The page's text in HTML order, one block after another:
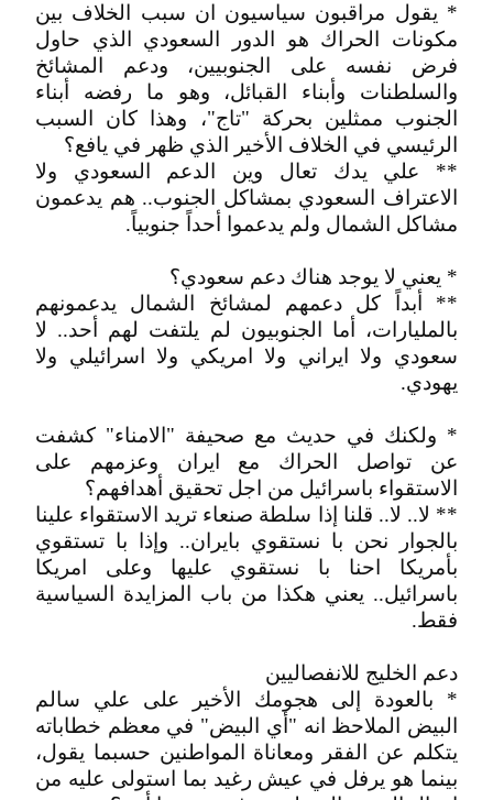
* يقول مراقبون سياسيون ان سبب الخلاف بين
مكونات الحراك هو الدور السعودي الذي حاول
فرض نفسه على الجنوبيين، ودعم المشائخ
والسلطنات وأبناء القبائل، وهو ما رفضه أبناء
الجنوب ممثلين بحركة "تاج"، وهذا كان السبب
الرئيسي في الخلاف الأخير الذي ظهر في يافع؟
** علي يدك تعال وين الدعم السعودي ولا
الاعتراف السعودي بمشاكل الجنوب.. هم يدعمون
مشاكل الشمال ولم يدعموا أحداً جنوبياً.
* يعني لا يوجد هناك دعم سعودي؟
** أبداً كل دعمهم لمشائخ الشمال يدعمونهم
بالمليارات، أما الجنوبيون لم يلتفت لهم أحد.. لا
سعودي ولا ايراني ولا امريكي ولا اسرائيلي ولا
يهودي.
* ولكنك في حديث مع صحيفة "الامناء" كشفت
عن تواصل الحراك مع ايران وعزمهم على
الاستقواء باسرائيل من اجل تحقيق أهدافهم؟
** لا.. لا.. قلنا إذا سلطة صنعاء تريد الاستقواء علينا
بالجوار نحن با نستقوي بايران.. وإذا با تستقوي
بأمريكا احنا با نستقوي عليها وعلى امريكا
باسرائيل.. يعني هكذا من باب المزايدة السياسية
فقط.
دعم الخليج للانفصاليين
* بالعودة إلى هجومك الأخير على علي سالم
البيض الملاحظ انه "أي البيض" في معظم خطاباته
يتكلم عن الفقر ومعاناة المواطنين حسبما يقول،
بينما هو يرفل في عيش رغيد بما استولى عليه من